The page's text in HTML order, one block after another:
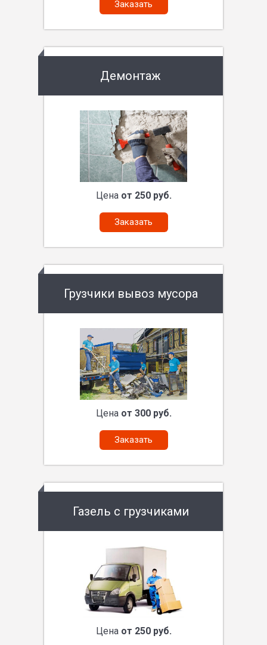
Заказать
Демонтаж
Цена от 250 руб.
Заказать
Грузчики вывоз мусора
Цена от 300 руб.
Заказать
Газель с грузчиками
Цена от 250 руб.